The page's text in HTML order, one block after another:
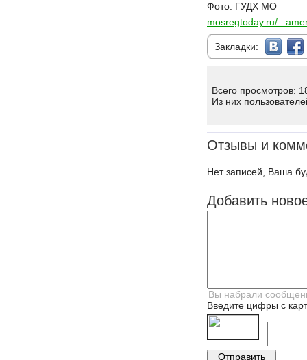
Фото: ГУДХ МО
mosregtoday.ru/
Закладки:
Всего просмотров:
Из них
Отзывы и
Нет записей, Ваша
Добавить
Введите цифры с